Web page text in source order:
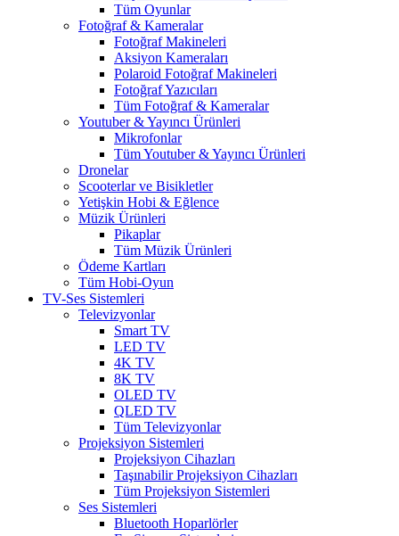
Tüm Oyunlar
Fotoğraf & Kameralar
Fotoğraf Makineleri
Aksiyon Kameraları
Polaroid Fotoğraf Makineleri
Fotoğraf Yazıcıları
Tüm Fotoğraf & Kameralar
Youtuber & Yayıncı Ürünleri
Mikrofonlar
Tüm Youtuber & Yayıncı Ürünleri
Dronelar
Scooterlar ve Bisikletler
Yetişkin Hobi & Eğlence
Müzik Ürünleri
Pikaplar
Tüm Müzik Ürünleri
Ödeme Kartları
Tüm Hobi-Oyun
TV-Ses Sistemleri
Televizyonlar
Smart TV
LED TV
4K TV
8K TV
OLED TV
QLED TV
Tüm Televizyonlar
Projeksiyon Sistemleri
Projeksiyon Cihazları
Taşınabilir Projeksiyon Cihazları
Tüm Projeksiyon Sistemleri
Ses Sistemleri
Bluetooth Hoparlörler